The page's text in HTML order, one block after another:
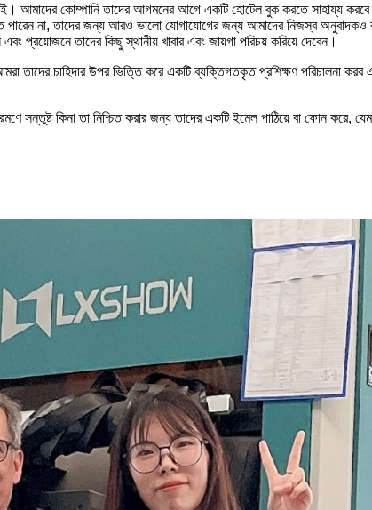
কোম্পানি তাদের আগমনের আগে একটি হোটেল বুক করতে সাহায্য করবে।
পারেন না, তাদের জন্য আরও ভালো যোগাযোগের জন্য আমাদের নিজস্ব
প্রয়োজনে তাদের কিছু স্থানীয় খাবার এবং জায়গা পরিচয় করিয়ে দেবেন।
তাদের চাহিদার উপর ভিত্তি করে একটি ব্যক্তিগতকৃত প্রশিক্ষণ পরিচালনা করব
সন্তুষ্ট কিনা তা নিশ্চিত করার জন্য তাদের একটি ইমেল পাঠিয়ে বা ফোন করে,